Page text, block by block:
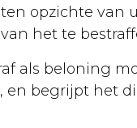
opzichte van
het te
als beloning
en begrijpt het